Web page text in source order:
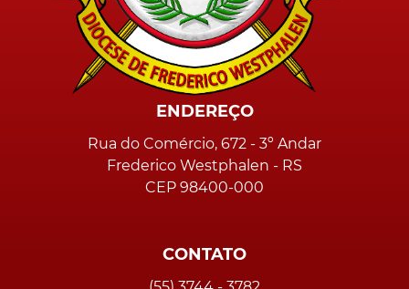
ENDEREÇO
Rua do Comércio, 672 - 3º Andar
Frederico Westphalen - RS
CEP 98400-000
CONTATO